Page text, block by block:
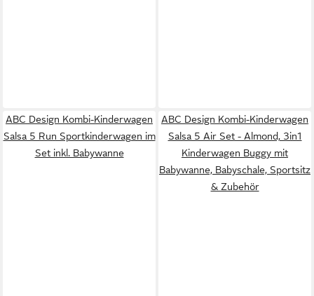
ABC Design Kombi-Kinderwagen
Salsa 5 Run Sportkinderwagen im
Set inkl. Babywanne
ABC Design Kombi-Kinderwagen
Salsa 5 Air Set - Almond, 3in1
Kinderwagen Buggy mit
Babywanne, Babyschale, Sportsitz
& Zubehör